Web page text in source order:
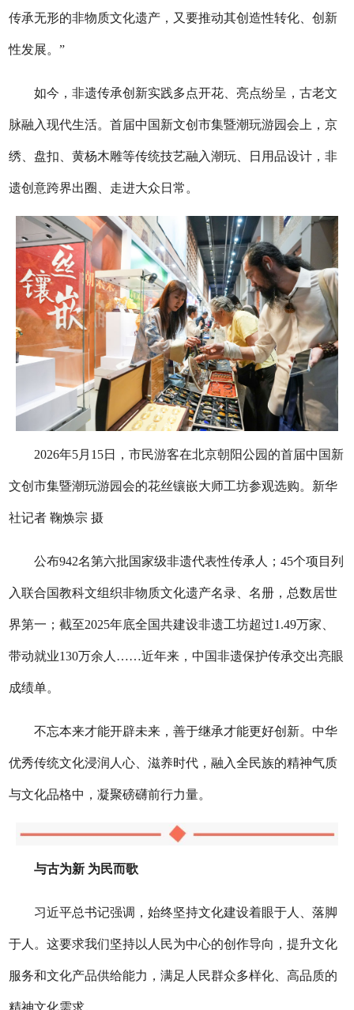
传承无形的非物质文化遗产，又要推动其创造性转化、创新
性发展。”
如今，非遗传承创新实践多点开花、亮点纷呈，古老文
脉融入现代生活。首届中国新文创市集暨潮玩游园会上，京
绣、盘扣、黄杨木雕等传统技艺融入潮玩、日用品设计，非
遗创意跨界出圈、走进大众日常。
2026年5月15日，市民游客在北京朝阳公园的首届中国新
文创市集暨潮玩游园会的花丝镶嵌大师工坊参观选购。新华
社记者 鞠焕宗 摄
公布942名第六批国家级非遗代表性传承人；45个项目列
入联合国教科文组织非物质文化遗产名录、名册，总数居世
界第一；截至2025年底全国共建设非遗工坊超过1.49万家、
带动就业130万余人……近年来，中国非遗保护传承交出亮眼
成绩单。
不忘本来才能开辟未来，善于继承才能更好创新。中华
优秀传统文化浸润人心、滋养时代，融入全民族的精神气质
与文化品格中，凝聚磅礴前行力量。
与古为新 为民而歌
习近平总书记强调，始终坚持文化建设着眼于人、落脚
于人。这要求我们坚持以人民为中心的创作导向，提升文化
服务和文化产品供给能力，满足人民群众多样化、高品质的
精神文化需求。